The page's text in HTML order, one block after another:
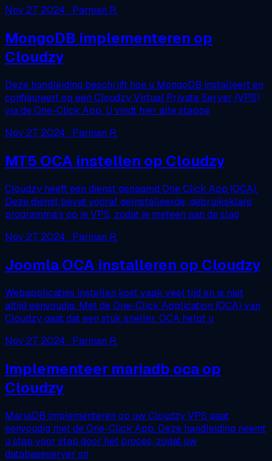
Nov 27, 2024 · Parnian R.
MongoDB implementeren op
Cloudzy
Deze handleiding beschrijft hoe u MongoDB installeert en
configureert op een Cloudzy Virtual Private Server (VPS)
via de One-Click App. U vindt hier alle stappe
Nov 27, 2024 · Parnian R.
MT5 OCA instellen op Cloudzy
Cloudzy heeft een dienst genaamd One Click App (OCA).
Deze dienst bevat vooraf geïnstalleerde, gebruiksklare
programma's op je VPS, zodat je meteen aan de slag
Nov 27, 2024 · Parnian R.
Joomla OCA installeren op Cloudzy
Webapplicaties instellen kost vaak veel tijd en is niet
altijd eenvoudig. Met de One-Click Application (OCA) van
Cloudzy gaat dat een stuk sneller. OCA helpt u
Nov 27, 2024 · Parnian R.
Implementeer mariadb oca op
Cloudzy
MariaDB implementeren op uw Cloudzy VPS gaat
eenvoudig met de One-Click App. Deze handleiding neemt
u stap voor stap door het proces, zodat uw
databaseserver sn